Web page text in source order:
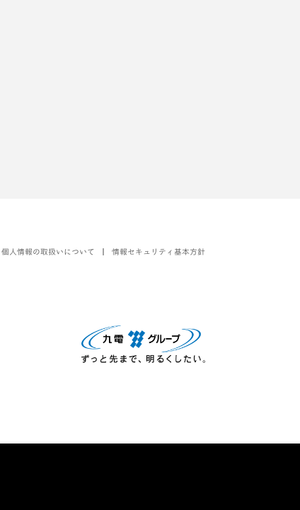
個人情報の取扱いについて 情報セキュリティ基本方針